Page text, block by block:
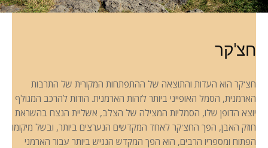
חצ'קר
חצ'קר הוא העדות והתוצאה של ההתפתחות המקורית של התרבות
הארמנית, הסמל האופייני ביותר לזהות הארמנית. הודות להרכב המגולף
יוצא הדופן שלו, הסמליות המצילה של הצלב, אשליית הנצח בהשראת
חוזק האבן, הפך החצ'קר לאחד המקדשים הנערצים ביותר, ובשל מיקומו
הפתוח ומספריו הרבים, הוא הפך המקדש הנגיש ביותר עבור הארמני